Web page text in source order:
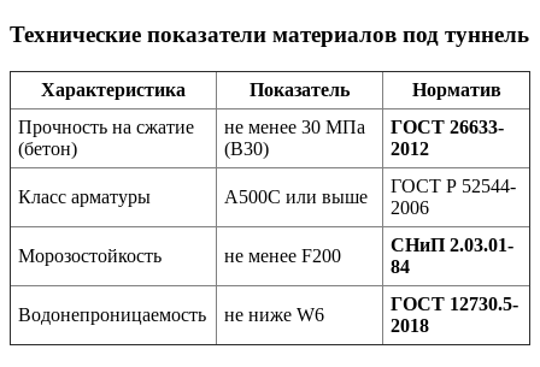
Технические показатели материалов под туннель
Характеристика Показатель
Норматив
Прочность на сжатие
(бетон)
не менее 30 МПа
(В30)
ГОСТ 26633-
2012
Класс арматуры А500С или выше
ГОСТ Р 52544-
2006
Морозостойкость не менее F200
СНиП 2.03.01-
84
Водонепроницаемость не ниже W6
ГОСТ 12730.5-
2018